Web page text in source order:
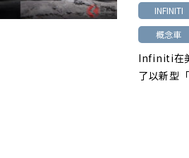
INFINITI
概念車
Infiniti在
了以新型